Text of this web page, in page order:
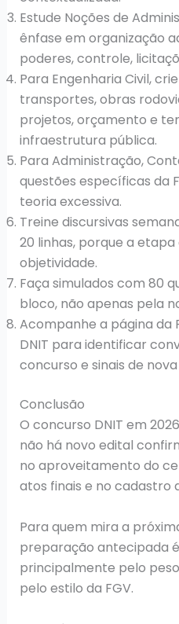
Estude Noções de
ênfase em organização
poderes, controle,
Para Engenharia Civil,
transportes, obras
projetos, orçamento e
infraestrutura pública.
Para Administração,
questões específicas da
teoria excessiva.
Treine discursivas
20 linhas, porque a
objetividade.
Faça simulados com 80
bloco, não apenas pela
Acompanhe a página da
DNIT para identificar
concurso e sinais de
Conclusão
O concurso DNIT em
não há novo edital
no aproveitamento do
atos finais e no cadastro
Para quem mira a
preparação antecipada
principalmente pelo
pelo estilo da FGV.